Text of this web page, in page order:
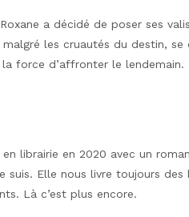
a décidé de poser ses
malgré les cruautés du destin,
force d’affronter le lendemain.
en librairie en 2020 avec un
suis. Elle nous livre toujours des
Là c’est plus encore.